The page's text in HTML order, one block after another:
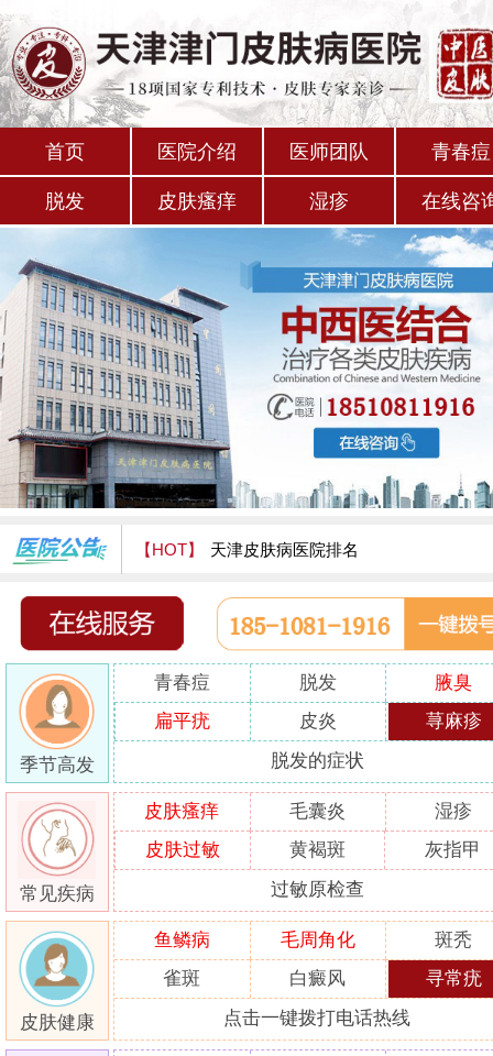
首页 医院介绍 医师团队 青春痘
脱发 皮肤瘙痒 湿疹 在线咨
【HOT】 天津皮肤病医院排名
天津津门皮肤病医院怎么样
季节高发
青春痘 脱发
腋臭
扁平疣
皮炎 荨麻疹
脱发的症状
常见疾病
皮肤瘙痒 毛囊炎
湿疹
皮肤过敏
黄褐斑 灰指甲
过敏原检查
皮肤健康
鱼鳞病 毛周角化
斑秃
雀斑
白癜风 寻常疣
点击一键拨打电话热线